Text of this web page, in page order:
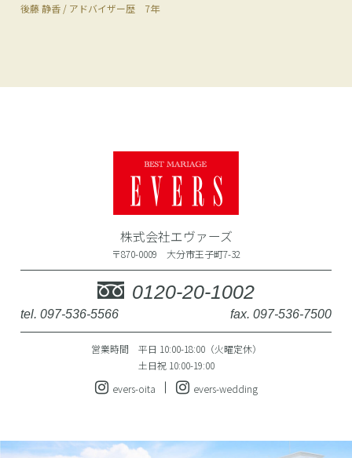
後藤 静香 / アドバイザー歴 7年
株式会社エヴァーズ
〒870-0009 大分市王子町7-32
0120-20-1002
tel. 097-536-5566 fax. 097-536-7500
営業時間 平日 10:00-18:00（火曜定休）
土日祝 10:00-19:00
evers-oita
evers-wedding